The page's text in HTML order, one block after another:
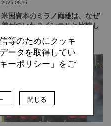
2025.08.15
米国資本のミラノ両雄は、なぜ
差がついた？インテルと比較し
SPECIAL
等のためにクッキ
ータを取得してい
ーポリシー」をご
閉じる